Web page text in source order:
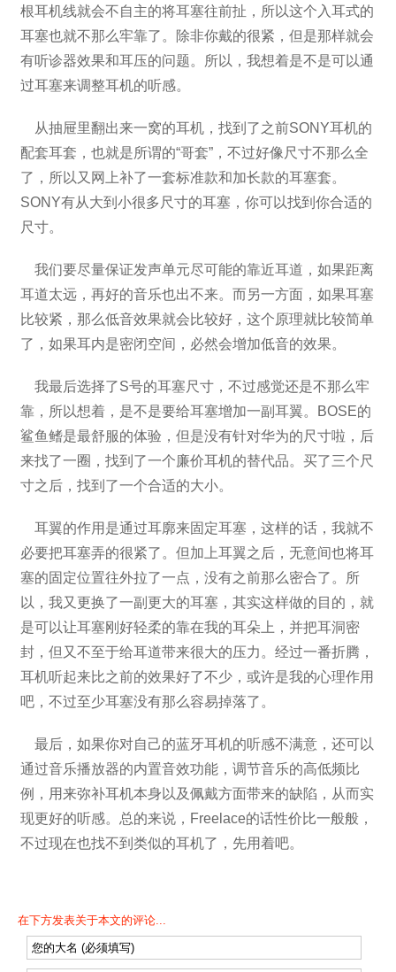
根耳机线就会不自主的将耳塞往前扯，所以这个入耳式的
耳塞也就不那么牢靠了。除非你戴的很紧，但是那样就会
有听诊器效果和耳压的问题。所以，我想着是不是可以通
过耳塞来调整耳机的听感。
从抽屉里翻出来一窝的耳机，找到了之前SONY耳机的
配套耳套，也就是所谓的“哥套”，不过好像尺寸不那么全
了，所以又网上补了一套标准款和加长款的耳塞套。
SONY有从大到小很多尺寸的耳塞，你可以找到你合适的
尺寸。
我们要尽量保证发声单元尽可能的靠近耳道，如果距离
耳道太远，再好的音乐也出不来。而另一方面，如果耳塞
比较紧，那么低音效果就会比较好，这个原理就比较简单
了，如果耳内是密闭空间，必然会增加低音的效果。
我最后选择了S号的耳塞尺寸，不过感觉还是不那么牢
靠，所以想着，是不是要给耳塞增加一副耳翼。BOSE的
鲨鱼鳍是最舒服的体验，但是没有针对华为的尺寸啦，后
来找了一圈，找到了一个廉价耳机的替代品。买了三个尺
寸之后，找到了一个合适的大小。
耳翼的作用是通过耳廓来固定耳塞，这样的话，我就不
必要把耳塞弄的很紧了。但加上耳翼之后，无意间也将耳
塞的固定位置往外拉了一点，没有之前那么密合了。所
以，我又更换了一副更大的耳塞，其实这样做的目的，就
是可以让耳塞刚好轻柔的靠在我的耳朵上，并把耳洞密
封，但又不至于给耳道带来很大的压力。经过一番折腾，
耳机听起来比之前的效果好了不少，或许是我的心理作用
吧，不过至少耳塞没有那么容易掉落了。
最后，如果你对自己的蓝牙耳机的听感不满意，还可以
通过音乐播放器的内置音效功能，调节音乐的高低频比
例，用来弥补耳机本身以及佩戴方面带来的缺陷，从而实
现更好的听感。总的来说，Freelace的话性价比一般般，
不过现在也找不到类似的耳机了，先用着吧。
在下方发表关于本文的评论...